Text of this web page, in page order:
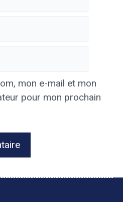
mon e-mail et mon
pour mon prochain